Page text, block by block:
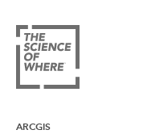
ARCGIS